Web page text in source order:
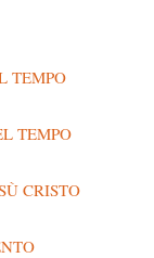
TEMPO
TEMPO
CRISTO